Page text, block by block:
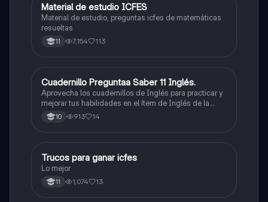
ICFES: Matemáticas
Material de estudio ICFES
Material de estudio, preguntas icfes de matemáticas
resueltas
11 7,154 113
ICFES: Inglés
Cuadernillo Preguntaa Saber 11 Inglés.
Aprovecha los cuadernillos de Inglés para practicar y
mejorar tus habilidades en el ítem de Inglés de la
Prueba Saber 11. 🫡
10 913 14
Química
Trucos para ganar icfes
Lo mejor
11 1,074 13